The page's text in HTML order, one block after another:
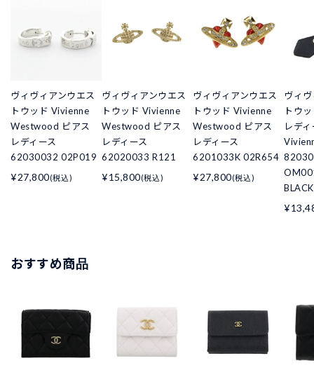
ヴィヴィアンウエス
トウッド Vivienne
Westwood ピアス
レディース
62030032 02P019
¥27,800(税込)
ヴィヴィアンウエス
トウッド Vivienne
Westwood ピアス
レディース
62020033 R121
¥15,800(税込)
ヴィヴィアンウエス
トウッド Vivienne
Westwood ピアス
レディース
6201033K 02R654
¥27,800(税込)
ヴィ
トウ
レデ
おすすめ商品